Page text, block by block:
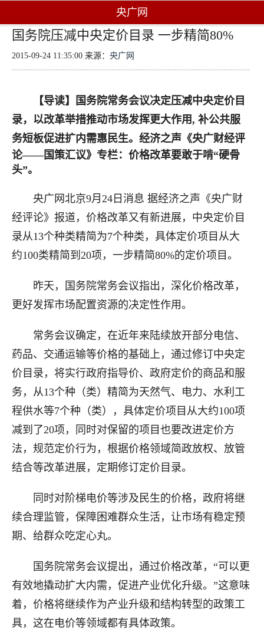
央广网
国务院压减中央定价目录 一步精简80%
2015-09-24 11:35:00 来源： 央广网
【导读】
国务院常务会议决定压减中央定价目
录，以改革举措推动市场发挥更大作用, 补公共服
务短板促进扩内需惠民生。 经济之声《央广财经评
论——国策汇议》专栏： 价格改革要敢于啃“硬骨
头”。
央广网北京9月 24 日消息 据经济之声《央广财
经评论》报道，价格改革又有新进展，中央定价目
录从13个种类精简为7个种类，具体定价项目从大
约100类精简到 20项，一步精简80%的定价项目。
昨天，国务院常务会议指出，深化价格改革，
更好发挥市场配置资源的决定性作用。
常务会议确定，在近年来陆续放开部分电信、
药品、交通运输等价格的基础上，通过修订中央定
价目录，将实行政府指导价、政府定价的商品和服
务，从13个种（类）精简为天然气、电力、水利工
程供水等7个种（类），具体定价项目从大约100项
减到了20项，同时对保留的项目也要改进定价方
法，规范定价行为，根据价格领域简政放权、放管
结合等改革进展，定期修订定价目录。
同时对阶梯电价等涉及民生的价格，政府将继
续合理监管，保障困难群众生活，让市场有稳定预
期、给群众吃定心丸。
国务院常务会议提出，通过价格改革，“可以更
有效地撬动扩大内需，促进产业优化升级。”这意味
着，价格将继续作为产业升级和结构转型的政策工
具，这在电价等领域都有具体政策。